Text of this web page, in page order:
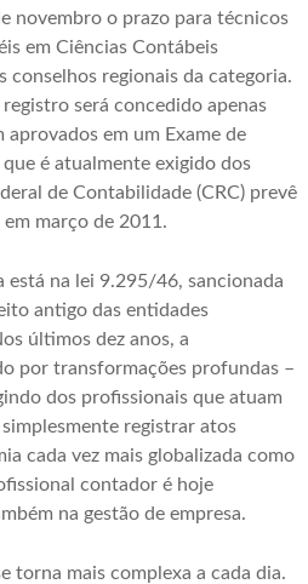
novembro o prazo para técnicos
em Ciências Contábeis
conselhos regionais da categoria.
será concedido apenas
em um Exame de
é atualmente exigido dos
de Contabilidade (CRC) prevê
março de 2011.
está na lei 9.295/46, sancionada
antigo das entidades
últimos dez anos, a
por transformações profundas –
dos profissionais que atuam
registrar atos
cada vez mais globalizada como
contador é hoje
na gestão de empresa.
torna mais complexa a cada dia.